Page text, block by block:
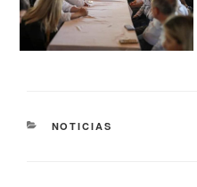
NOTICIAS